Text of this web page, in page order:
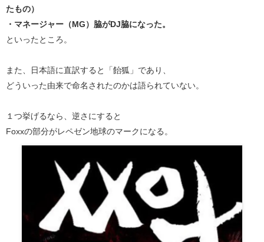
たもの）
・マネージャー（MG）脇がDJ脇になった。
といったところ。
また、日本語に直訳すると「飴狐」であり、
どういった由来で命名されたのかは語られていない。
１つ挙げるなら、逆さにすると
Foxxの部分がレペゼン地球のマークになる。